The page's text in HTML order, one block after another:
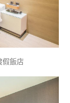
假飯店